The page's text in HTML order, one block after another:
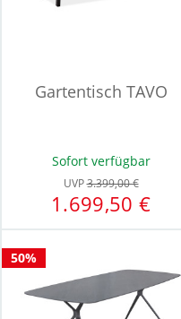
Gartentisch TAVO
Sofort verfügbar
UVP3.399,00 €
1.699,50 €
50%